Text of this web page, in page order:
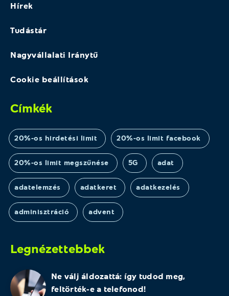
Hírek
Tudástár
Nagyvállalati Iránytű
Cookie beállítások
Címkék
20%-os hirdetési limit 20%-os limit facebook
20%-os limit megszűnése 5G adat
adatelemzés adatkeret adatkezelés
adminisztráció advent
Legnézettebbek
Ne válj áldozattá: így tudod meg,
feltörték-e a telefonod!